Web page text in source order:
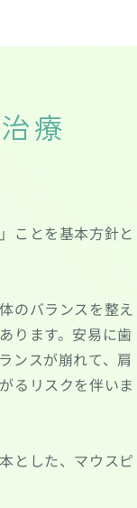
療
ことを基本方針と
のバランスを整え
ります。安易に歯
ンスが崩れて、肩
るリスクを伴いま
とした、マウスピ